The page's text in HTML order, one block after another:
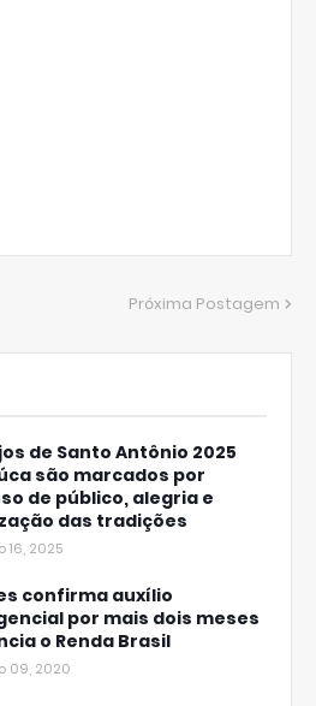
Próxima Postagem
de Santo Antônio 2025
são marcados por
de público, alegria e
das tradições
16, 2025
confirma auxílio
por mais dois meses
o Renda Brasil
09, 2020